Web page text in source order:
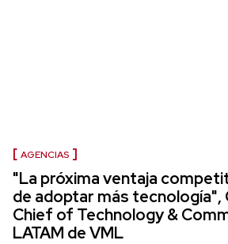
AGENCIAS
"La próxima ventaja
de adoptar más tecnología",
Chief of Technology &
LATAM de VML